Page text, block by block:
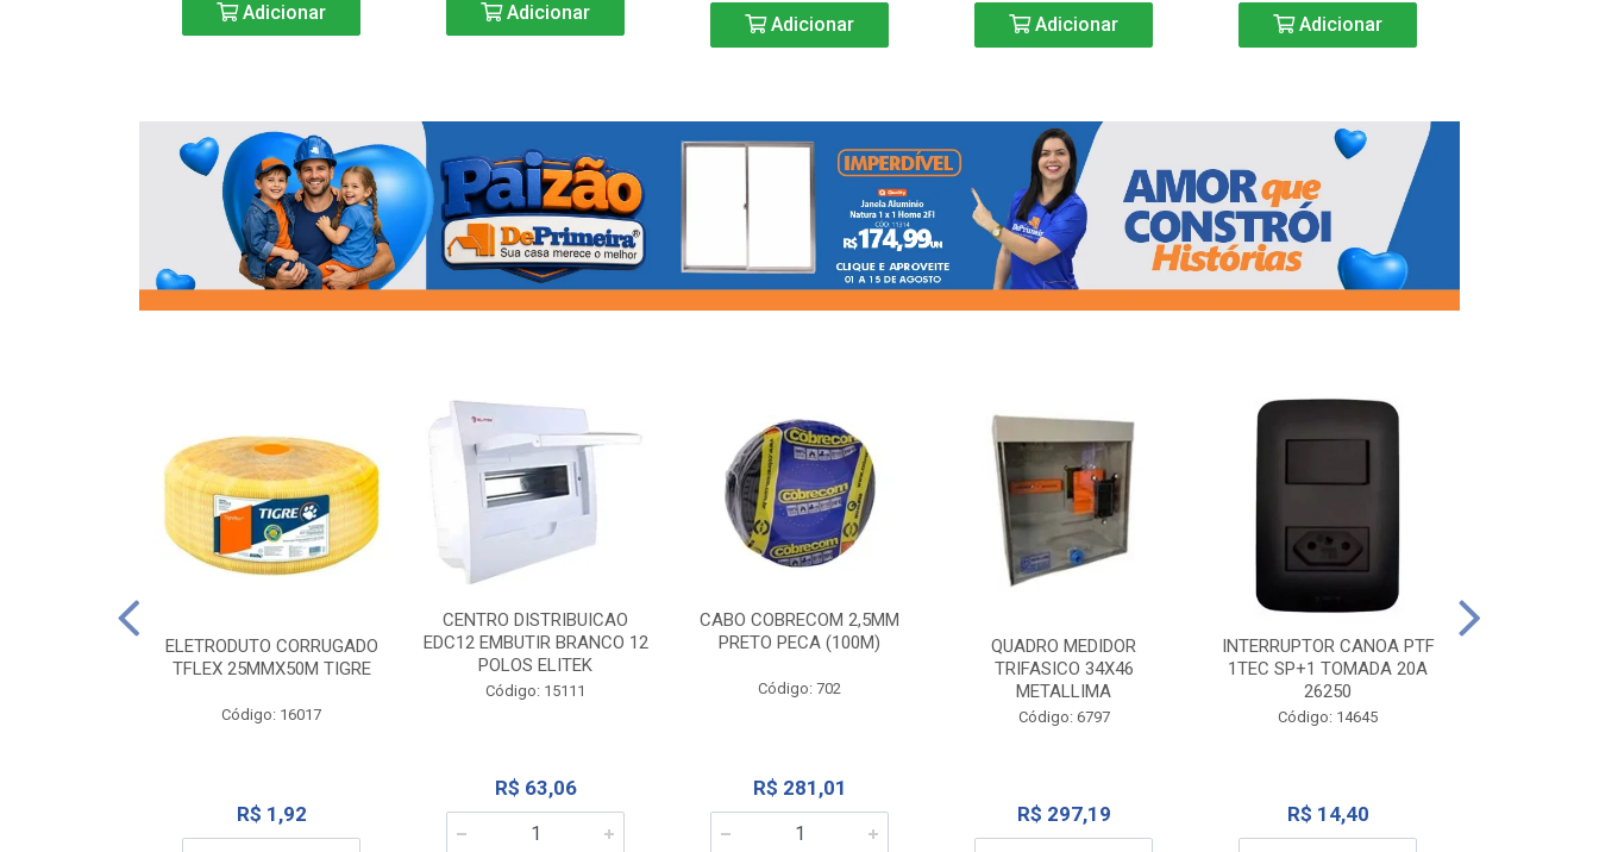
Adicionar Adicionar
Adicionar Adicionar Adicionar
ELETRODUTO CORRUGADO
TFLEX 25MMX50M TIGRE
Código: 16017
R$ 1,92
CENTRO DISTRIBUICAO
EDC12 EMBUTIR BRANCO 12
POLOS ELITEK
Código: 15111
R$ 63,06
CABO COBRECOM 2,5MM
PRETO PECA (100M)
Código: 702
R$ 281,01
QUADRO MEDIDOR
TRIFASICO 34X46
METALLIMA
Código: 6797
R$ 297,19
INTERRUPTOR CANOA PTF
1TEC SP+1 TOMADA 20A
26250
Código: 14645
R$ 14,40